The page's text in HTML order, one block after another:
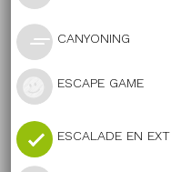
CANYONING
ESCAPE GAME
ESCALADE EN EXT